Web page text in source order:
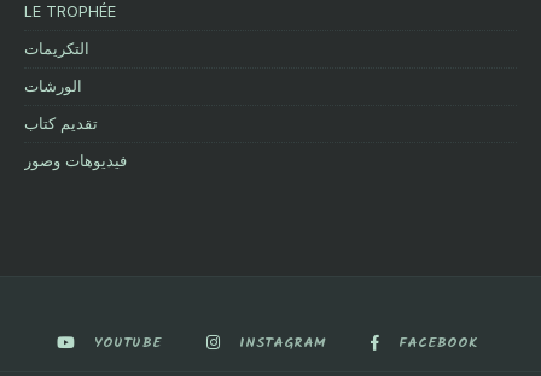
LE TROPHÉE
التكريمات
الورشات
تقديم كتاب
فيديوهات وصور
FACEBOOK
INSTAGRAM
YOUTUBE